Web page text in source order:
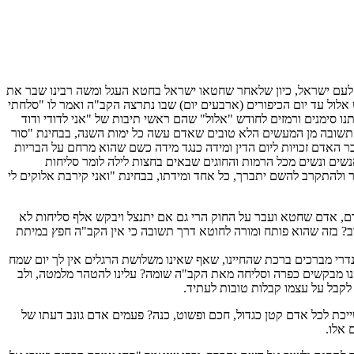
לעם ישראל, כיון שלאחר שחטאו ישראל בחטא העגל ומשה רבינו שבר את
עד יום הכיפורים (ארבעים יום) שבו נתרצה הקב"ה ואמר לו "סלחתי
סימנים ורמזים לחודש "אלול" שהם ראשי תיבות של "אני לדודי ודוד
מן המעשים הלא טובים שאדם עשה כל ימות השנה, בבחינת "סור
זכויות ליום הדין ומידה כנגד מידה כשם שהוא מרחם על הבריות
ונשים מכל הרמות והחוגים שבאים בחצות לילה לומר סליחות
להשם יתברך, כל אחד ומידתו, בבחינת "ואני קירבת אלוקים לי
אדם שחטא ועבר על החוק הרי גם אם יתנצל ויבקש אלף סליחות לא
בזה שהוא פותח ומורה לחוטא דרך תשובה כי אין הקב"ה חפץ במיתת
מברכים ברכת שהחיינו, שאף שאינו משלושת הרגלים אין לך יום שמח
מבקשים כפרה וסליחה מאת הקב"ה שומה? עלינו להטהר מלמטה, ולב
על עצמו קבלות טובות לעתיד.
לכל אדם קטן כגדול, חכם ופשוט, כנה? פעמים אדם גונב דעתו של
אלו.